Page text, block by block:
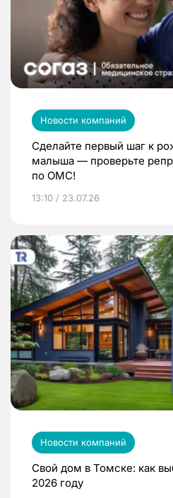
Новости компаний
Сделайте первый шаг к
малыша — проверьте
по ОМС!
13:10 / 23.07.26
Новости компаний
Свой дом в Томске: как
2026 году